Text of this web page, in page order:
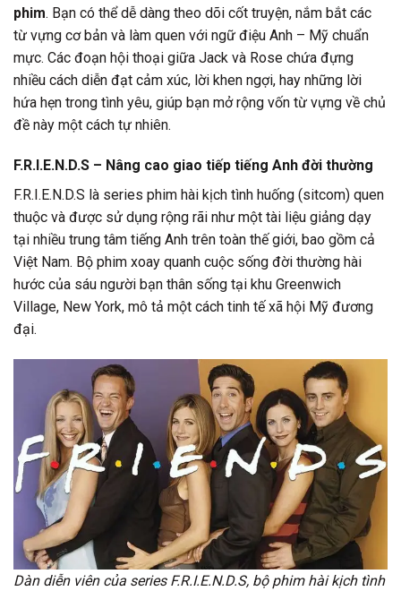
phim. Bạn có thể dễ dàng theo dõi cốt truyện, nắm bắt các
từ vựng cơ bản và làm quen với ngữ điệu Anh – Mỹ chuẩn
mực. Các đoạn hội thoại giữa Jack và Rose chứa đựng
nhiều cách diễn đạt cảm xúc, lời khen ngợi, hay những lời
hứa hẹn trong tình yêu, giúp bạn mở rộng vốn từ vựng về chủ
đề này một cách tự nhiên.
F.R.I.E.N.D.S – Nâng cao giao tiếp tiếng Anh đời thường
F.R.I.E.N.D.S là series phim hài kịch tình huống (sitcom) quen
thuộc và được sử dụng rộng rãi như một tài liệu giảng dạy
tại nhiều trung tâm tiếng Anh trên toàn thế giới, bao gồm cả
Việt Nam. Bộ phim xoay quanh cuộc sống đời thường hài
hước của sáu người bạn thân sống tại khu Greenwich
Village, New York, mô tả một cách tinh tế xã hội Mỹ đương
đại.
Dàn diễn viên của series F.R.I.E.N.D.S, bộ phim hài kịch tình